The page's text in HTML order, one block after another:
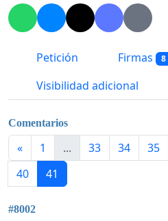
Petición Firmas 8
Visibilidad adicional
Comentarios
« 1 ... 33 34 35
40
41
#8002